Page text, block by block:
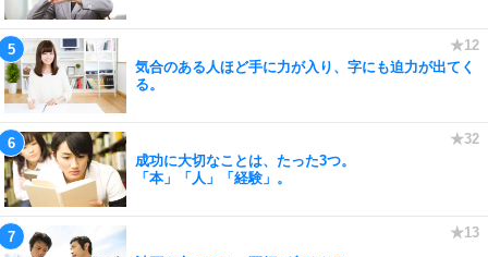
気合のある人ほど手に力が入り、字にも迫力が出てく
る。
成功に大切なことは、たった3つ。
「本」「人」「経験」。